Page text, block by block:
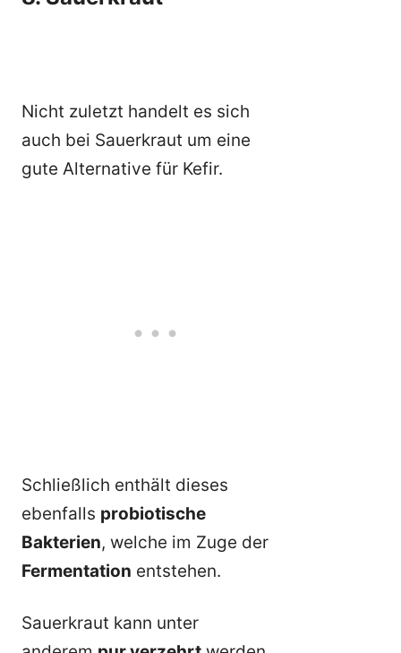
Nicht zuletzt handelt es sich
auch bei Sauerkraut um eine
gute Alternative für Kefir.
Schließlich enthält dieses
ebenfalls probiotische
Bakterien, welche im Zuge der
Fermentation entstehen.
Sauerkraut kann unter